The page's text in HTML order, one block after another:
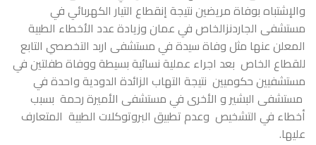
والإشتباه بوفاة مريضين نتيجة إنقطاع التيار الكهربائي في
مستشفى الجاردنزالخاص في عمان وزيادة عدد الأخطاء الطبية
المعلن عنها مثل وفاة سيدة في مستشفى اربد التخصصي التابع
للقطاع الخاص بعد اجراء عملية نسائية بسيطة ووفاة طفلتين في
مستشفيين حكوميين نتيجة التهاب الزائدة الدودية واحدة في
مستشفى البشير و الأخرى في مستشفى الأميرة رحمة بسبب
أخطاء في التشخيص وعدم تطبيق البروتوكلات الطبية المتعارف
عليها.